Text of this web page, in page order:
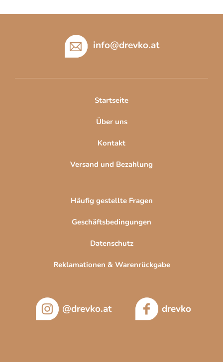
info@drevko.at
Startseite
Über uns
Kontakt
Versand und Bezahlung
Häufig gestellte Fragen
Geschäftsbedingungen
Datenschutz
Reklamationen & Warenrückgabe
@drevko.at drevko